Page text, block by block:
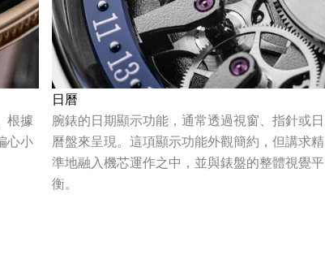
根據
心小
日曆
腕錶的日期顯示功能，通常透過視窗、指針或日
曆盤來呈現。這項顯示功能外觀簡約，但講求精
準地融入機芯運作之中，並與錶盤的整體視覺平
衡。